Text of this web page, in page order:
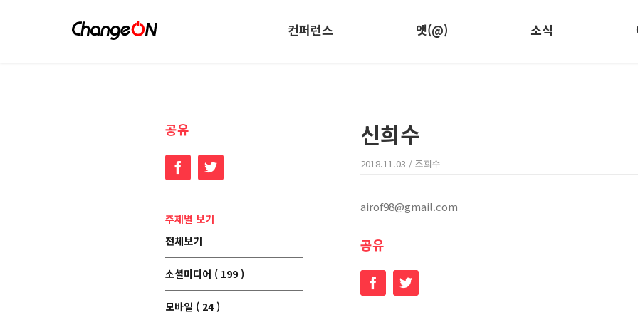
컨퍼런스 앳(@) 소식
신희수
2018.11.03 / 조회수
airof98@gmail.com
공유
FacebookTwitter
공유
FacebookTwitter
주제별 보기
전체보기
소셜미디어 ( 199 )
모바일 ( 24 )